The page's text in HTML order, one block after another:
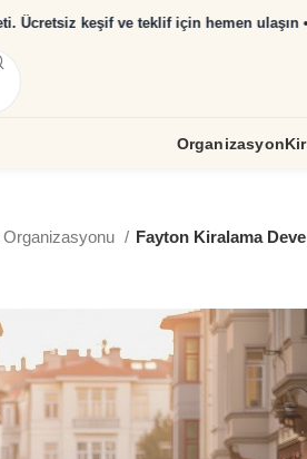
keşif ve teklif için hemen ulaşın •
Organizasyon
Fayton Kiralama